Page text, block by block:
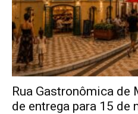
Rua Gastronômica de
de entrega para 15 de